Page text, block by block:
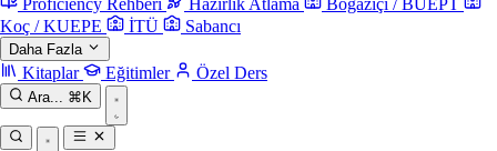
Proficiency Rehberi Hazırlık Atlama
Boğaziçi / BUEPT
Koç / KUEPE
İTÜ Sabancı
Daha Fazla
Kitaplar Eğitimler Özel Ders
Ara... ⌘K